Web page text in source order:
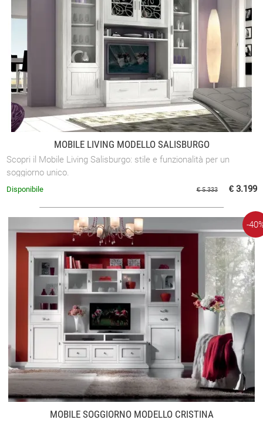
MOBILE LIVING MODELLO SALISBURGO
Scopri il Mobile Living Salisburgo: stile e funzionalità per un
soggiorno unico.
€ 5.333 € 3.199
Disponibile
MOBILE SOGGIORNO MODELLO CRISTINA
-